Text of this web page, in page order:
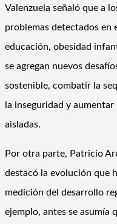
Valenzuela señaló que a
problemas detectados en
educación, obesidad
se agregan nuevos
sostenible, combatir la
la inseguridad y
aisladas.
Por otra parte, Patricio
destacó la evolución que
medición del desarrollo
ejemplo, antes se asumía